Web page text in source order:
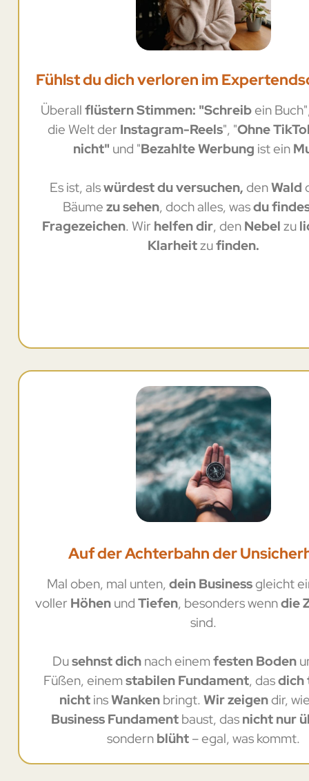
Fühlst du dich verloren im
Überallflüstern Stimmen: "Schreibein
die Welt der Instagram-Reels", "Ohne
nicht" und "Bezahlte Werbung ist ein
Es ist, alswürdest du versuchen,denWald
Bäumezu sehen, doch alles, wasdu
Fragezeichen. Wir helfen dir, denNebelzu
Klarheitzufinden.
Auf der Achterbahn der
Mal oben, mal unten, dein Businessgleicht
voller HöhenundTiefen, besonders wenndie
sind.
Dusehnst dichnach einemfesten Boden
Füßen, einemstabilen Fundament, dasdich
nichtinsWankenbringt.Wir zeigendir,
Business Fundamentbaust, dasnicht nur
sondernblüht– egal, was kommt.